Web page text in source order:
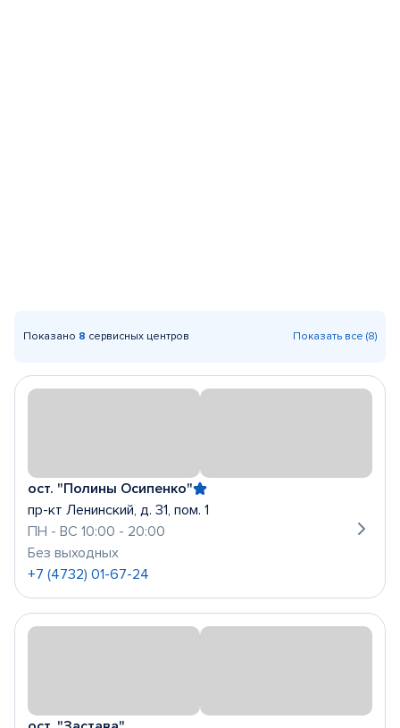
Показано 8 сервисных центров Показать все (8)
ост. "Полины Осипенко"
пр-кт Ленинский, д. 31, пом. 1
ПН - ВС 10:00 - 20:00
Без выходных
+7 (4732) 01-67-24